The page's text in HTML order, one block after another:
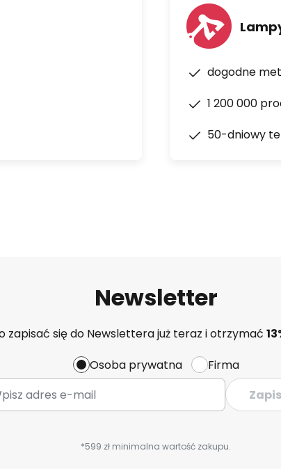
dogodne
1 200 000
50-dniowy
Newsletter
zapisać się do Newslettera już teraz i otrzymać
Osoba prywatna
Firma
*599 zł minimalna wartość zakupu.